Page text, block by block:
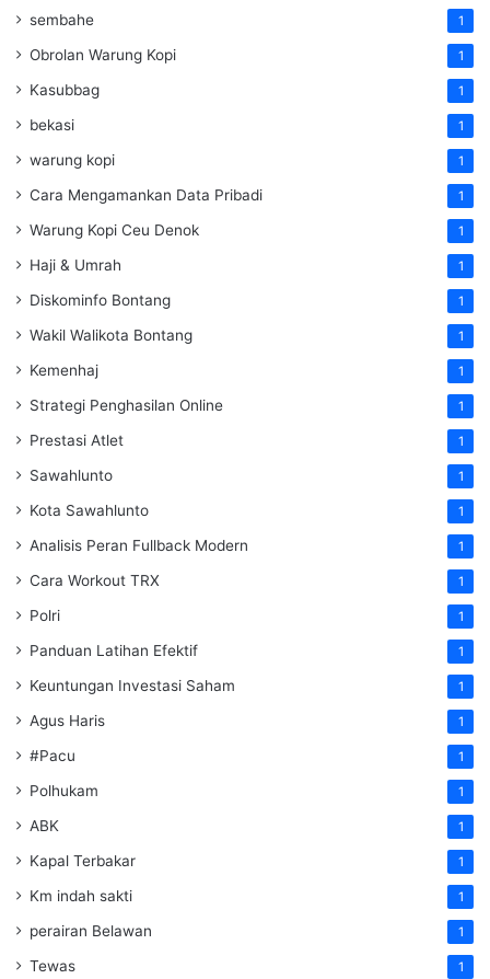
sembahe 1
Obrolan Warung Kopi 1
Kasubbag 1
bekasi 1
warung kopi 1
Cara Mengamankan Data Pribadi 1
Warung Kopi Ceu Denok 1
Haji & Umrah 1
Diskominfo Bontang 1
Wakil Walikota Bontang 1
Kemenhaj 1
Strategi Penghasilan Online 1
Prestasi Atlet 1
Sawahlunto 1
Kota Sawahlunto 1
Analisis Peran Fullback Modern 1
Cara Workout TRX 1
Polri 1
Panduan Latihan Efektif 1
Keuntungan Investasi Saham 1
Agus Haris 1
#Pacu 1
Polhukam 1
ABK 1
Kapal Terbakar 1
Km indah sakti 1
perairan Belawan 1
Tewas 1